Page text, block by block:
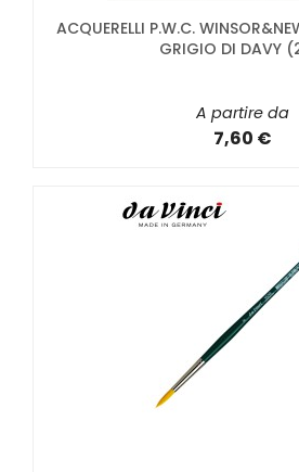
ACQUERELLI P.W.C.
GRIGIO DI DAVY
A partire da
7,60 €